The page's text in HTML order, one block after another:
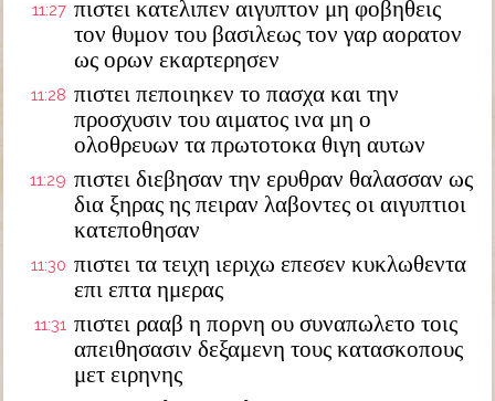
11:27 πιστει κατελιπεν αιγυπτον μη φοβηθεις
τον θυμον του βασιλεως τον γαρ αορατον
ως ορων εκαρτερησεν
11:28 πιστει πεποιηκεν το πασχα και την
προσχυσιν του αιματος ινα μη ο
ολοθρευων τα πρωτοτοκα θιγη αυτων
11:29 πιστει διεβησαν την ερυθραν θαλασσαν ως
δια ξηρας ης πειραν λαβοντες οι αιγυπτιοι
κατεποθησαν
11:30 πιστει τα τειχη ιεριχω επεσεν κυκλωθεντα
επι επτα ημερας
11:31 πιστει ρααβ η πορνη ου συναπωλετο τοις
απειθησασιν δεξαμενη τους κατασκοπους
μετ ειρηνης